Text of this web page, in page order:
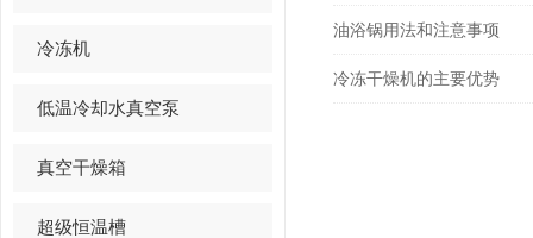
冷冻机
低温冷却水真空泵
真空干燥箱
超级恒温槽
油浴锅用法和注意事项
冷冻干燥机的主要优势